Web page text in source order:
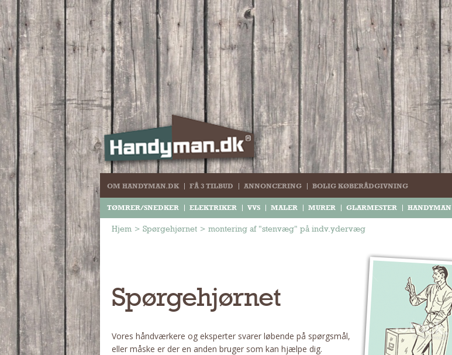
OM HANDYMAN.DK FÅ 3 TILBUD ANNONCERING BOLIG KØBERÅDGIVNING
TØMRER/SNEDKER ELEKTRIKER VVS MALER MURER GLARMESTER HANDYMAN
Hjem > Spørgehjørnet > montering af "stenvæg" på indv.ydervæg
Spørgehjørnet
Vores håndværkere og eksperter svarer løbende på spørgsmål,
eller måske er der en anden bruger som kan hjælpe dig.